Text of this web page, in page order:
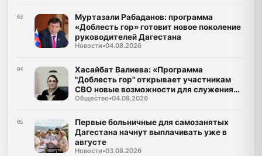
03
Муртазали Рабаданов: программа
«Доблесть гор» готовит новое поколение
руководителей Дагестана
Новости•04.08.2026
04
Хасайбат Валиева: «Программа
"Доблесть гор" открывает участникам
СВО новые возможности для служения
Дагестану»
Общество•04.08.2026
05
Первые больничные для самозанятых
Дагестана начнут выплачивать уже в
августе
Новости•03.08.2026